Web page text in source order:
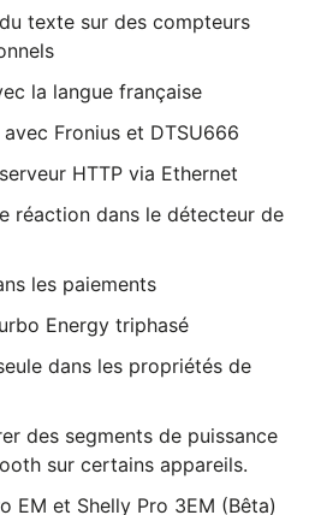
texte sur des compteurs
la langue française
Fronius et DTSU666
HTTP via Ethernet
réaction dans le détecteur de
les paiements
Energy triphasé
dans les propriétés de
des segments de puissance
sur certains appareils.
EM et Shelly Pro 3EM (Bêta)